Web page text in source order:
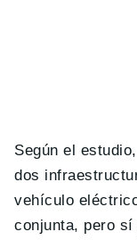
Según el
dos
vehículo
conjunta, pero sí